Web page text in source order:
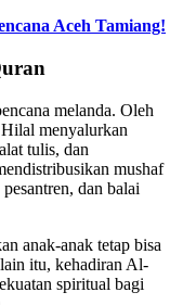
Aceh Tamiang!
melanda. Oleh
menyalurkan
tulis, dan
mushaf
dan balai
anak-anak tetap bisa
itu, kehadiran Al-
spiritual bagi